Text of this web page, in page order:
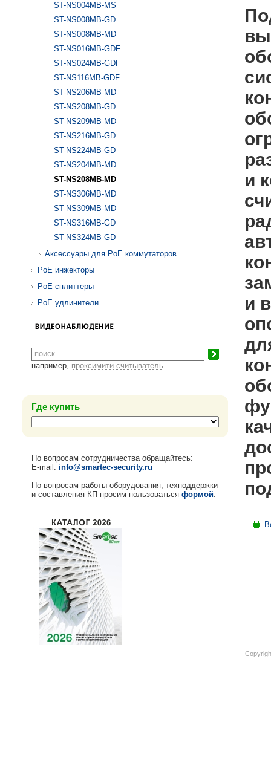
ST-NS004MB-MS
ST-NS008MB-GD
ST-NS008MB-MD
ST-NS016MB-GDF
ST-NS024MB-GDF
ST-NS116MB-GDF
ST-NS206MB-MD
ST-NS208MB-GD
ST-NS209MB-MD
ST-NS216MB-GD
ST-NS224MB-GD
ST-NS204MB-MD
ST-NS208MB-MD
ST-NS306MB-MD
ST-NS309MB-MD
ST-NS316MB-GD
ST-NS324MB-GD
Аксессуары для PoE коммутаторов
PoE инжекторы
PoE сплиттеры
PoE удлинители
например, проксимити считыватель
Где купить
По вопросам сотрудничества обращайтесь:
E-mail: info@smartec-security.ru
По вопросам работы оборудования, техподдержки
и составления КП просим пользоваться формой
и
и